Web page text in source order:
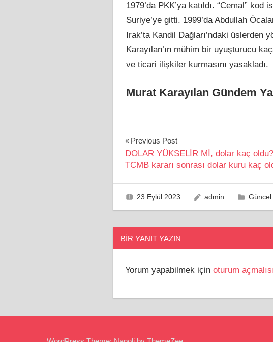
1979’da PKK’ya katıldı. “Cemal”
Suriye’ye gitti. 1999’da Abdullah
Irak’ta Kandil Dağları’ndaki
Karayılan’ın mühim bir uyuşturucu
ve ticari ilişkiler kurmasını yasakladı.
Murat Karayılan Gündem
Yazı
gezinmesi
Previous Post
DOLAR YÜKSELİR Mİ, dolar kaç
TCMB kararı sonrası dolar kuru kaç
23 Eylül 2023 admin
BIR YANIT YAZIN
Yorum yapabilmek için oturum